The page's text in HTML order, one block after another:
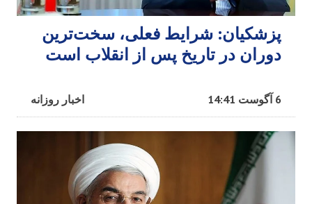
پزشکیان: شرایط فعلی، سخت‌ترین
دوران در تاریخ پس از انقلاب است
اخبار روزانه 6 آگوست 14:41